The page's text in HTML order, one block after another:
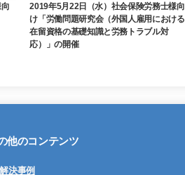
2019年5月22日（水）社会保険労務士様向
け「労働問題研究会（外国人雇用における
在留資格の基礎知識と労務トラブル対
応）」の開催
他のコンテンツ
解決事例